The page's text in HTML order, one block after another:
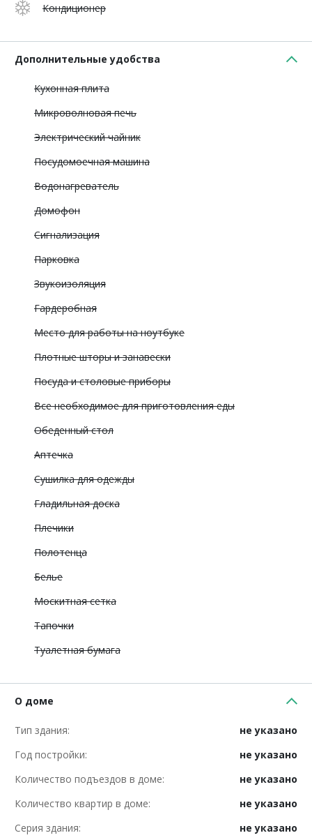
Кондиционер
Дополнительные удобства
Кухонная плита
Микроволновая печь
Электрический чайник
Посудомоечная машина
Водонагреватель
Домофон
Сигнализация
Парковка
Звукоизоляция
Гардеробная
Место для работы на ноутбуке
Плотные шторы и занавески
Посуда и столовые приборы
Все необходимое для приготовления еды
Обеденный стол
Аптечка
Сушилка для одежды
Гладильная доска
Плечики
Полотенца
Белье
Москитная сетка
Тапочки
Туалетная бумага
О доме
Тип здания:
не указано
Год постройки:
не указано
Количество подъездов в доме:
не указано
Количество квартир в доме:
не указано
Серия здания:
не указано